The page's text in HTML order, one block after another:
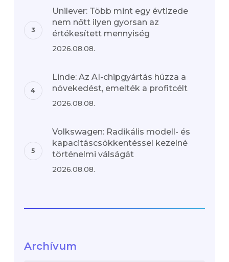
Unilever: Több mint egy évtizede
nem nőtt ilyen gyorsan az
értékesített mennyiség
2026.08.08.
Linde: Az AI-chipgyártás húzza a
növekedést, emelték a profitcélt
2026.08.08.
Volkswagen: Radikális modell- és
kapacitáscsökkentéssel kezelné
történelmi válságát
2026.08.08.
Archívum